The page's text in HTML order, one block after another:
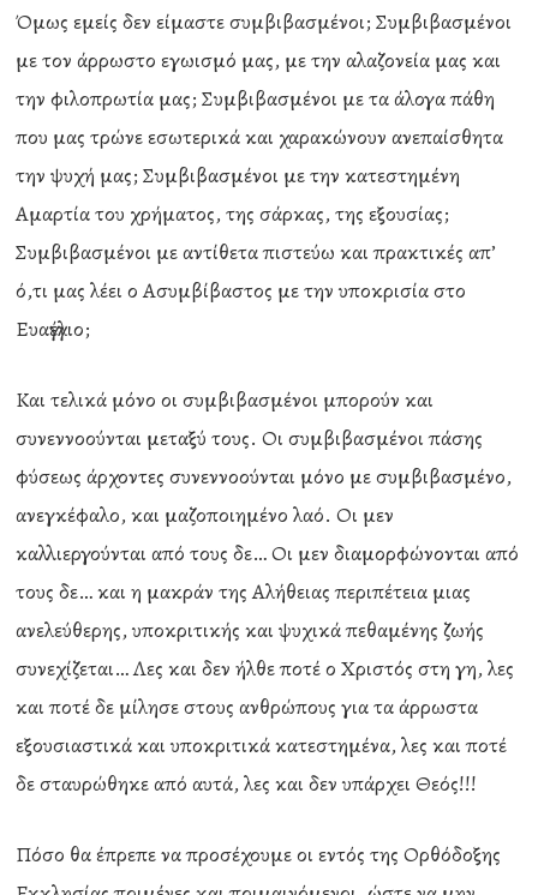
Όμως εμείς δεν είμαστε συμβιβασμένοι; Συμβιβασμένοι
με τον άρρωστο εγωισμό μας, με την αλαζονεία μας και
την φιλοπρωτία μας; Συμβιβασμένοι με τα άλογα πάθη
που μας τρώνε εσωτερικά και χαρακώνουν ανεπαίσθητα
την ψυχή μας; Συμβιβασμένοι με την κατεστημένη
Αμαρτία του χρήματος, της σάρκας, της εξουσίας;
Συμβιβασμένοι με αντίθετα πιστεύω και πρακτικές απ’
ό,τι μας λέει ο Ασυμβίβαστος με την υποκρισία στο
Ευαγγέλιο;
Και τελικά μόνο οι συμβιβασμένοι μπορούν και
συνεννοούνται μεταξύ τους. Οι συμβιβασμένοι πάσης
φύσεως άρχοντες συνεννοούνται μόνο με συμβιβασμένο,
ανεγκέφαλο, και μαζοποιημένο λαό. Οι μεν
καλλιεργούνται από τους δε… Οι μεν διαμορφώνονται από
τους δε… και η μακράν της Αλήθειας περιπέτεια μιας
ανελεύθερης, υποκριτικής και ψυχικά πεθαμένης ζωής
συνεχίζεται… Λες και δεν ήλθε ποτέ ο Χριστός στη γη, λες
και ποτέ δε μίλησε στους ανθρώπους για τα άρρωστα
εξουσιαστικά και υποκριτικά κατεστημένα, λες και ποτέ
δε σταυρώθηκε από αυτά, λες και δεν υπάρχει Θεός!!!
Πόσο θα έπρεπε να προσέχουμε οι εντός της Ορθόδοξης